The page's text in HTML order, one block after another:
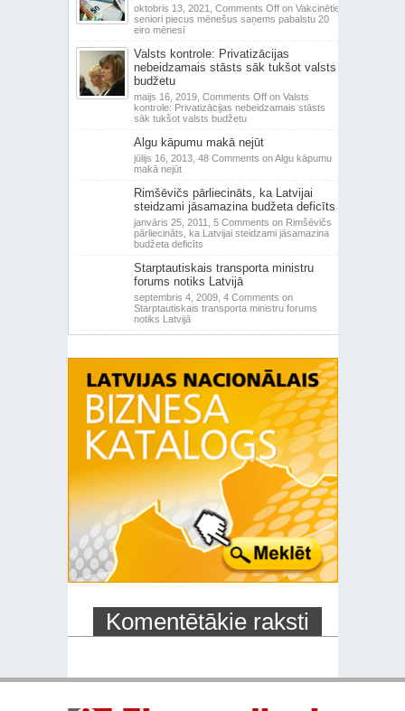
oktobris 13, 2021, Comments Offon Vakcinētie
seniori piecus mēnešus saņems pabalstu 20
eiro mēnesī
Valsts kontrole: Privatizācijas
nebeidzamais stāsts sāk tukšot valsts
budžetu
maijs 16, 2019, Comments Offon Valsts
kontrole: Privatizācijas nebeidzamais stāsts
sāk tukšot valsts budžetu
Algu kāpumu makā nejūt
jūlijs 16, 2013, 48 Comments on Algu kāpumu
makā nejūt
Rimšēvičs pārliecināts, ka Latvijai
steidzami jāsamazina budžeta deficīts
janvāris 25, 2011, 5 Comments on Rimšēvičs
pārliecināts, ka Latvijai steidzami jāsamazina
budžeta deficīts
Starptautiskais transporta ministru
forums notiks Latvijā
septembris 4, 2009, 4 Comments on
Starptautiskais transporta ministru forums
notiks Latvijā
Komentētākie raksti